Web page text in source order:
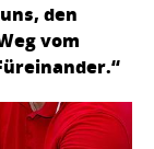
den
vom